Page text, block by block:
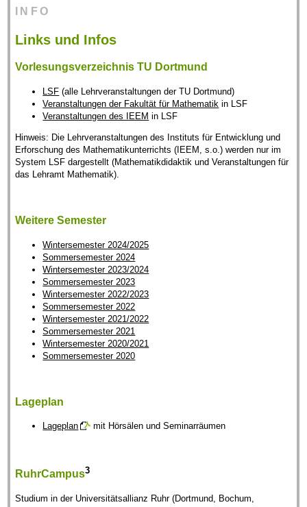
INFO
Links und Infos
Vorlesungsverzeichnis TU Dortmund
LSF (alle Lehrveranstaltungen der TU Dortmund)
Veranstaltungen der Fakultät für Mathematik in LSF
Veranstaltungen des IEEM in LSF
Hinweis: Die Lehrveranstaltungen des Instituts für Entwicklung und
Erforschung des Mathematikunterrichts (IEEM, s.o.) werden nur im
System LSF dargestellt (Mathematikdidaktik und Veranstaltungen für
das Lehramt Mathematik).
Weitere Semester
Wintersemester 2024/2025
Sommersemester 2024
Wintersemester 2023/2024
Sommersemester 2023
Wintersemester 2022/2023
Sommersemester 2022
Wintersemester 2021/2022
Sommersemester 2021
Wintersemester 2020/2021
Sommersemester 2020
Lageplan
Lageplan mit Hörsälen und Seminarräumen
RuhrCampus3
Studium in der Universitätsallianz Ruhr (Dortmund, Bochum,